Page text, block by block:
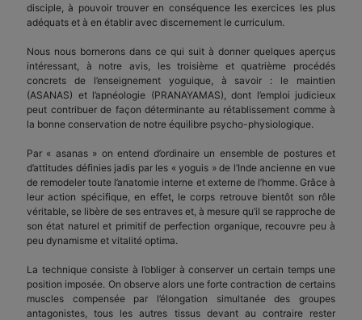
disciple, à pouvoir trouver en conséquence les exercices les plus
adéquats et à en établir avec discernement le curriculum.
Nous nous bornerons dans ce qui suit à donner quelques aperçus
intéressant, à notre avis, les troisième et quatrième procédés
concrets de l’enseignement yoguique, à savoir : le maintien
(ASANAS) et l’apnéologie (PRANAYAMAS), dont l’emploi judicieux
peut contribuer de façon déterminante au rétablissement comme à
la bonne conservation de notre équilibre psycho-physiologique.
Par « asanas » on entend d’ordinaire un ensemble de postures et
d’attitudes définies jadis par les « yoguis » de l’Inde ancienne en vue
de remodeler toute l’anatomie interne et externe de l’homme. Grâce à
leur action spécifique, en effet, le corps retrouve bientôt son rôle
véritable, se libère de ses entraves et, à mesure qu’il se rapproche de
son état naturel et primitif de perfection organique, recouvre peu à
peu dynamisme et vitalité optima.
La technique consiste à l’obliger à conserver un certain temps une
position imposée. On observe alors une forte contraction de certains
muscles compensée par l’élongation simultanée des groupes
antagonistes, tous les autres tissus devant au contraire rester